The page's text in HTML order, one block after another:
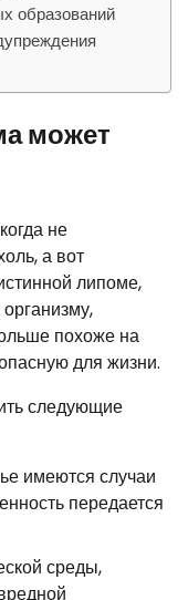
образований
может
не
а вот
липоме,
похоже на
для жизни.
следующие
имеются случаи
передается
среды,